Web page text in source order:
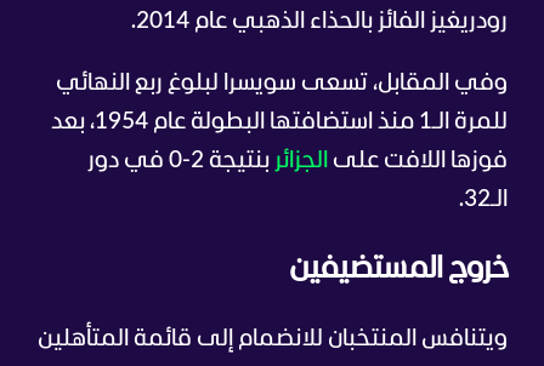
رودريغيز الفائز بالحذاء الذهبي عام 2014.
وفي المقابل، تسعى سويسرا لبلوغ ربع النهائي
للمرة الـ1 منذ استضافتها البطولة عام 1954، بعد
فوزها اللافت على الجزائر
بنتيجة 2-0 في دور
الـ32.
خروج المستضيفين
ويتنافس المنتخبان للانضمام إلى قائمة المتأهلين